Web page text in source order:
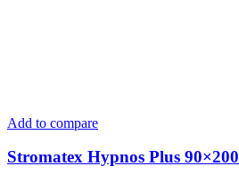
Add to compare
Stromatex Hypnos Plus 90×200